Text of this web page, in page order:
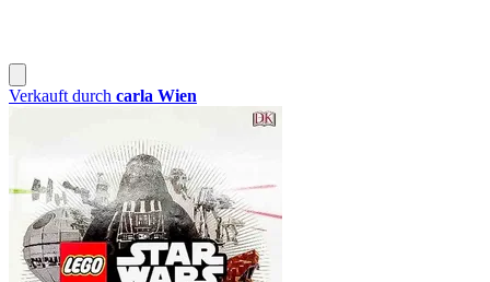
Verkauft durch carla Wien